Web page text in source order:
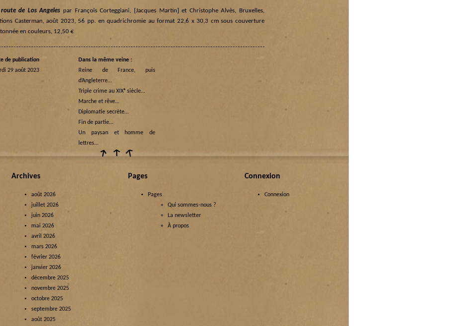
de Los Angeles par François Corteggiani, [Jacques Martin] et Christophe Alvès, Bruxelles,
Casterman, août 2023, 56 pp. en quadrichromie au format 22,6 x 30,3 cm sous couverture
en couleurs, 12,50 €
de publication
29 août 2023
Dans la même veine :
Reine de France, puis
d’Angleterre…
Triple crime au XIXᵉ siècle…
Marche et rêve…
Diplomatie secrète…
Fin de partie…
Un paysan et homme de
lettres…
Archives
août 2026
juillet 2026
juin 2026
mai 2026
avril 2026
mars 2026
février 2026
janvier 2026
décembre 2025
novembre 2025
octobre 2025
septembre 2025
août 2025
Pages
Pages
Qui sommes-nous ?
La newsletter
À propos
Connexion
Connexion